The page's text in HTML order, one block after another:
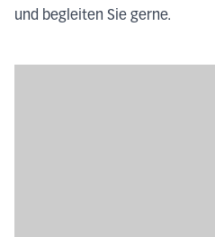
und begleiten Sie gerne.